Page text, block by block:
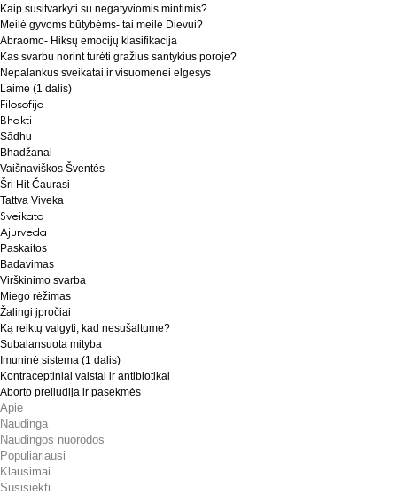
Kaip susitvarkyti su negatyviomis mintimis?
Meilė gyvoms būtybėms- tai meilė Dievui?
Abraomo- Hiksų emocijų klasifikacija
Kas svarbu norint turėti gražius santykius poroje?
Nepalankus sveikatai ir visuomenei elgesys
Laimė (1 dalis)
Filosofija
Bhakti
Sādhu
Bhadžanai
Vaišnaviškos Šventės
Šri Hit Čaurasi
Tattva Viveka
Sveikata
Ajurveda
Paskaitos
Badavimas
Virškinimo svarba
Miego rėžimas
Žalingi įpročiai
Ką reiktų valgyti, kad nesušaltume?
Subalansuota mityba
Imuninė sistema (1 dalis)
Kontraceptiniai vaistai ir antibiotikai
Aborto preliudija ir pasekmės
Apie
Naudinga
Naudingos nuorodos
Populiariausi
Klausimai
Susisiekti